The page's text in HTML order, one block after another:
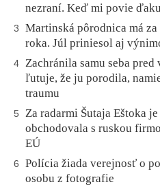
nezraní. Keď mi povie
3
Martinská pôrodnica má
roka. Júl priniesol aj
4
Zachránila samu seba
ľutuje, že ju porodila,
traumu
5
Za radarmi Šutaja Eštoka
obchodovala s ruskou
EÚ
6
Polícia žiada verejnosť o
osobu z fotografie